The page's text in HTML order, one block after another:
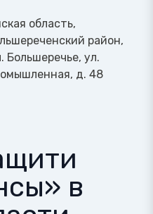
область,
район,
Большеречье, ул.
д. 48
в